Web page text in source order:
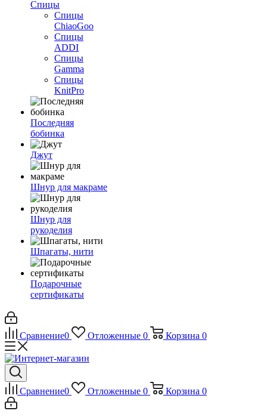
Спицы
Спицы
ChiaoGoo
Спицы
ADDI
Спицы
Gamma
Спицы
KnitPro
Последняя
бобинка
Джут
Шнур для макраме
Шнур для
рукоделия
Шпагаты, нити
Подарочные
сертификаты
Сравнение0 Отложенные 0 Корзина 0
Сравнение0 Отложенные 0 Корзина 0